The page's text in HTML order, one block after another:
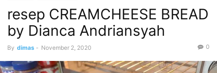
resep CREAMCHEESE BREAD
by Dianca Andriansyah
By dimas - November 2, 2020 0